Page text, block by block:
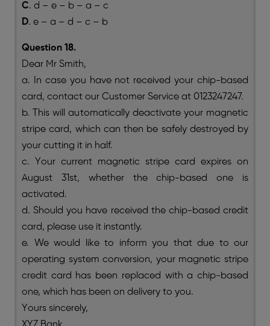
C. d – e – b – a – c
D. e – a – d – c – b
Question 18.
Dear Mr Smith,
a. In case you have not received your chip-based
card, contact our Customer Service at 0123247247.
b. This will automatically deactivate your magnetic
stripe card, which can then be safely destroyed by
your cutting it in half.
c. Your current magnetic stripe card expires on
August 31st, whether the chip-based one is
activated.
d. Should you have received the chip-based credit
card, please use it instantly.
e. We would like to inform you that due to our
operating system conversion, your magnetic stripe
credit card has been replaced with a chip-based
one, which has been on delivery to you.
Yours sincerely,